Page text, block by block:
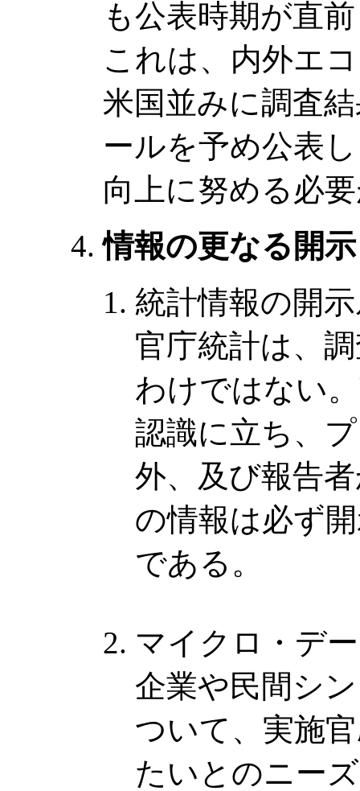
も公表時期が直
これは、内外エ
米国並みに調査
ールを予め公表
向上に努める必
情報の更なる開示
統計情報の開
官庁統計は、
わけではない
認識に立ち、
外、及び報告
の情報は必ず
である。
マイクロ・デ
企業や民間シ
ついて、実施
たいとのニー